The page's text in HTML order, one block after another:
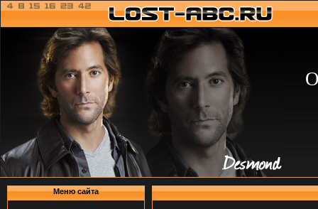
Меню сайта